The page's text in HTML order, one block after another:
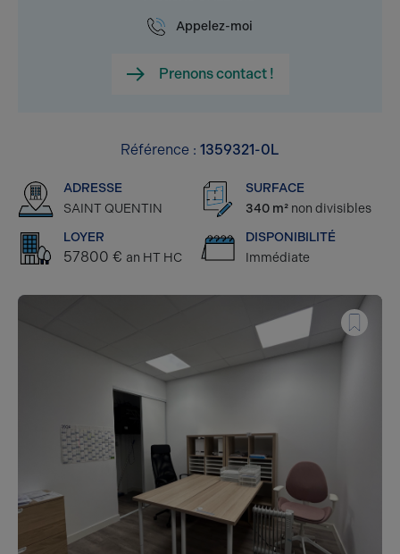
Appelez-moi
Prenons contact !
Référence : 1359321-0L
ADRESSE
SAINT QUENTIN
SURFACE
340 m² non divisibles
LOYER
57800 € an HT HC
DISPONIBILITÉ
Immédiate